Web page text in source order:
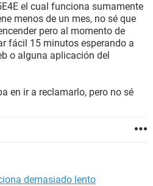
el cual funciona sumamente
menos de un mes, no sé que
pero al momento de
fácil 15 minutos esperando a
o alguna aplicación del
en ir a reclamarlo, pero no sé
demasiado lento